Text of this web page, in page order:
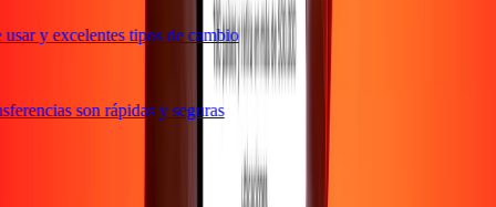
y excelentes tipos de cambio
son rápidas y seguras